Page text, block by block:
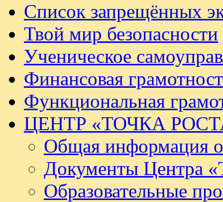
Список запрещённых
Твой мир безопасности
Ученическое
Финансовая
Функциональная
ЦЕНТР «ТОЧКА
Общая информация о
Документы Центра
Образовательные